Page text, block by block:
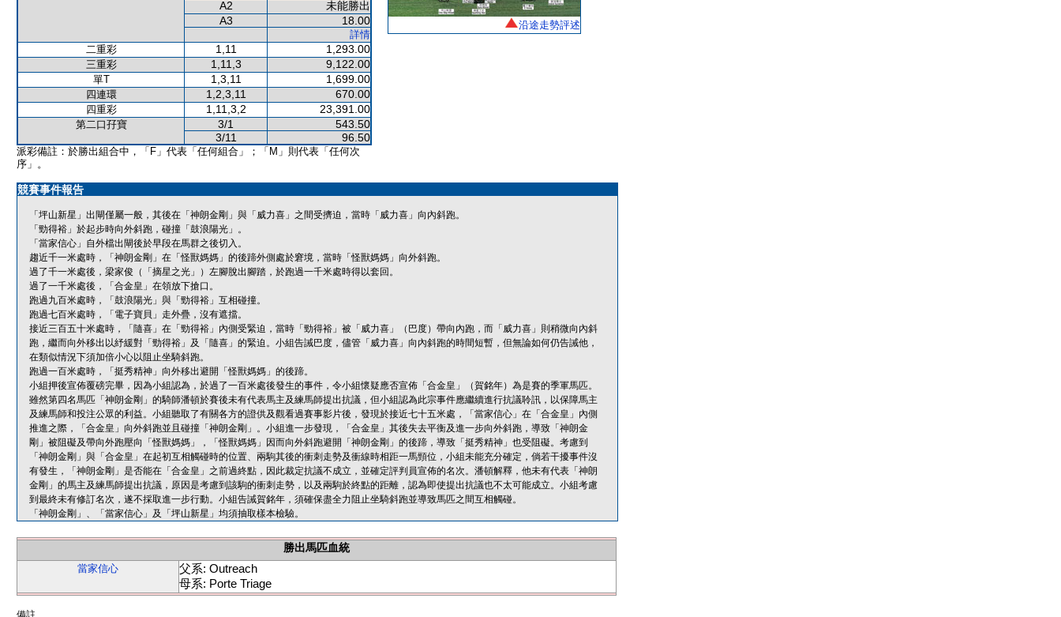
A2
未能勝出
A3
18.00
詳情
二重彩
1,11 1,293.00
三重彩 1,11,3 9,122.00
單T 1,3,11 1,699.00
四連環 1,2,3,11 670.00
四重彩 1,11,3,2 23,391.00
第二口孖寶 3/1
543.50
3/11
96.50
派彩備註：於勝出組合中，「F」代表「任何組合」；「M」則代表「任何次
序」。
沿途走勢評述
競賽事件報告
「坪山新星」出閘僅屬一般，其後在「神朗金剛」與「威力喜」之間受擠迫，當時「威力喜」向內斜跑。
「勁得裕」於起步時向外斜跑，碰撞「鼓浪陽光」。
「當家信心」自外檔出閘後於早段在馬群之後切入。
趨近千一米處時，「神朗金剛」在「怪獸媽媽」的後蹄外側處於窘境，當時「怪獸媽媽」向外斜跑。
過了千一米處後，梁家俊（「摘星之光」）左腳脫出腳踏，於跑過一千米處時得以套回。
過了一千米處後，「合金皇」在領放下搶口。
跑過九百米處時，「鼓浪陽光」與「勁得裕」互相碰撞。
跑過七百米處時，「電子寶貝」走外疊，沒有遮擋。
接近三百五十米處時，「隨喜」在「勁得裕」內側受緊迫，當時「勁得裕」被「威力喜」（巴度）帶向內跑，而「威力喜」則稍微向內斜
跑，繼而向外移出以紓緩對「勁得裕」及「隨喜」的緊迫。小組告誡巴度，儘管「威力喜」向內斜跑的時間短暫，但無論如何仍告誡他，
在類似情況下須加倍小心以阻止坐騎斜跑。
跑過一百米處時，「挺秀精神」向外移出避開「怪獸媽媽」的後蹄。
小組押後宣佈覆磅完畢，因為小組認為，於過了一百米處後發生的事件，令小組懷疑應否宣佈「合金皇」（賀銘年）為是賽的季軍馬匹。
雖然第四名馬匹「神朗金剛」的騎師潘頓於賽後未有代表馬主及練馬師提出抗議，但小組認為此宗事件應繼續進行抗議聆訊，以保障馬主
及練馬師和投注公眾的利益。小組聽取了有關各方的證供及觀看過賽事影片後，發現於接近七十五米處，「當家信心」在「合金皇」內側
推進之際，「合金皇」向外斜跑並且碰撞「神朗金剛」。小組進一步發現，「合金皇」其後失去平衡及進一步向外斜跑，導致「神朗金
剛」被阻礙及帶向外跑壓向「怪獸媽媽」，「怪獸媽媽」因而向外斜跑避開「神朗金剛」的後蹄，導致「挺秀精神」也受阻礙。考慮到
「神朗金剛」與「合金皇」在起初互相觸碰時的位置、兩駒其後的衝刺走勢及衝線時相距一馬頸位，小組未能充分確定，倘若干擾事件沒
有發生，「神朗金剛」是否能在「合金皇」之前過終點，因此裁定抗議不成立，並確定評判員宣佈的名次。潘頓解釋，他未有代表「神朗
金剛」的馬主及練馬師提出抗議，原因是考慮到該駒的衝刺走勢，以及兩駒於終點的距離，認為即使提出抗議也不太可能成立。小組考慮
到最終未有修訂名次，遂不採取進一步行動。小組告誡賀銘年，須確保盡全力阻止坐騎斜跑並導致馬匹之間互相觸碰。
「神朗金剛」、「當家信心」及「坪山新星」均須抽取樣本檢驗。
勝出馬匹血統
當家信心
父系: Outreach
母系: Porte Triage
備註